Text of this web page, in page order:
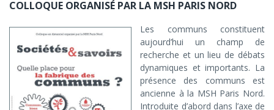
Colloque,
Sociétés
et
savoirs
:
COLLOQUE ORGANISÉ PAR LA MSH PARIS NORD
Les communs constituent
aujourd’hui un champ de
recherche et un lieu de débats
dynamiques et importants. La
présence des communs est
ancienne à la MSH Paris Nord.
Introduite d’abord dans l’axe de